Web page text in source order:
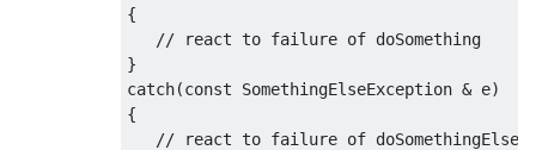
{
   // react to failure of doSomething
}
catch(const SomethingElseException & e)
{
   // react to failure of doSomethingElse